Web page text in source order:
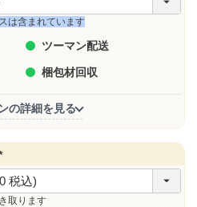
は含まれています
ツーマン配送
梱包材回収
の詳細を見る
須取ります